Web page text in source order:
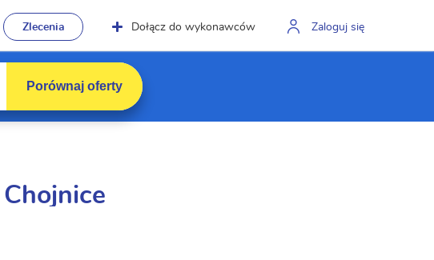
Zlecenia Dołącz do wykonawców Zaloguj się
Porównaj oferty